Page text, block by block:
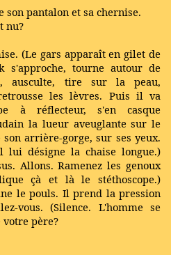
son pantalon et sa chernise.
nu?
(Le gars apparaît en gilet de
s'approche, tourne autour de
ausculte, tire sur la peau,
les lèvres. Puis il va
à réflecteur, s'en casque
la lueur aveuglante sur le
arrière-gorge, sur ses yeux.
lui désigne la chaise longue.)
Allons. Ramenez les genoux
çà et là le stéthoscope.)
le pouls. Il prend la pression
vous. (Silence. L'homme se
votre père?